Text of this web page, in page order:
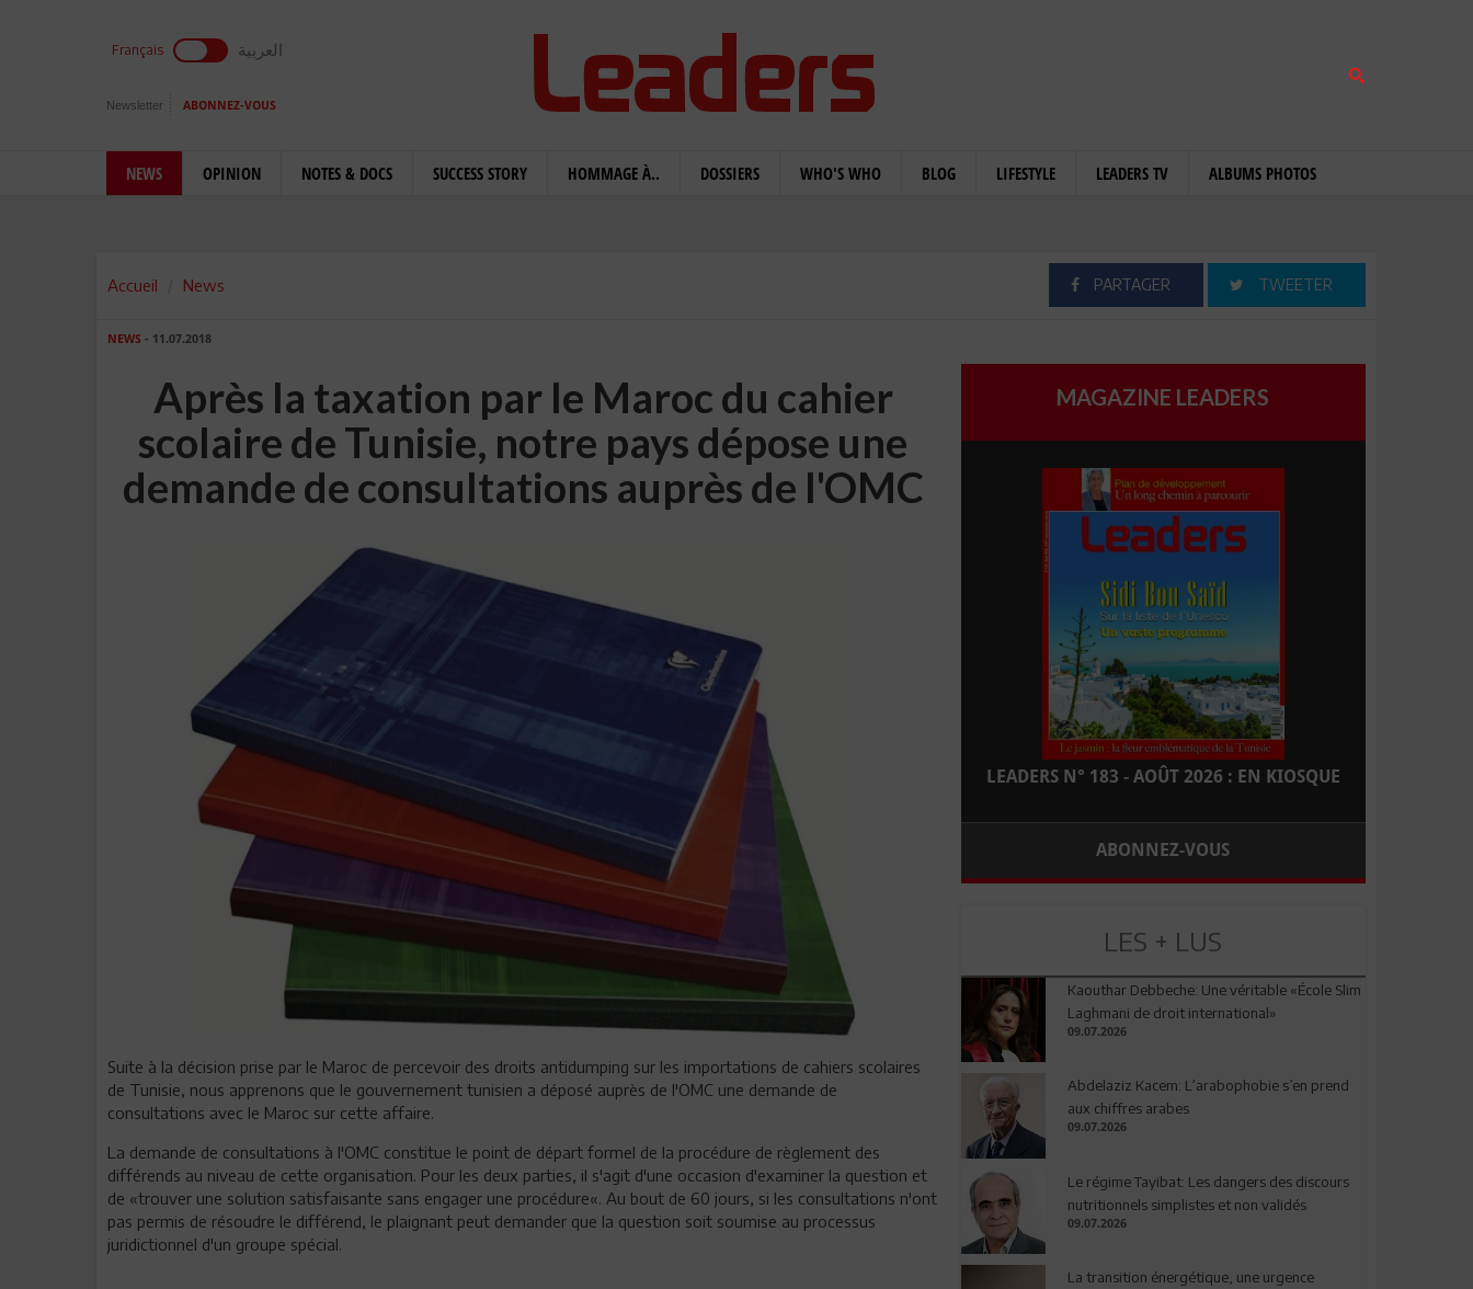
Français العربية
Newsletter ABONNEZ-VOUS
NEWS OPINION NOTES & DOCS SUCCESS STORY HOMMAGE À.. DOSSIERS WHO'S WHO BLOG LIFESTYLE LEADERS TV ALBUMS PHOTOS
Accueil News PARTAGER TWEETER
NEWS - 11.07.2018
Après la taxation par le Maroc du cahier
scolaire de Tunisie, notre pays dépose une
demande de consultations auprès de l'OMC
Suite à la décision prise par le Maroc de percevoir des droits antidumping sur les importations de cahiers scolaires
de Tunisie, nous apprenons que le gouvernement tunisien a déposé auprès de l'OMC une demande de
consultations avec le Maroc sur cette affaire.
La demande de consultations à l'OMC constitue le point de départ formel de la procédure de règlement des
différends au niveau de cette organisation. Pour les deux parties, il s'agit d'une occasion d'examiner la question et
de «trouver une solution satisfaisante sans engager une procédure«. Au bout de 60 jours, si les consultations n'ont
pas permis de résoudre le différend, le plaignant peut demander que la question soit soumise au processus
juridictionnel d'un groupe spécial.
MAGAZINE LEADERS
LEADERS N° 183 - AOÛT 2026 : EN KIOSQUE
ABONNEZ-VOUS
LES + LUS
Kaouthar Debbeche: Une véritable «École Slim
Laghmani de droit international»
09.07.2026
Abdelaziz Kacem: L’arabophobie s’en prend
aux chiffres arabes
09.07.2026
Le régime Tayibat: Les dangers des discours
nutritionnels simplistes et non validés
09.07.2026
La transition énergétique, une urgence